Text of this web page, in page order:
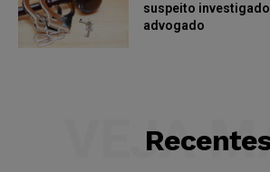
suspeito
advogado
VEJA